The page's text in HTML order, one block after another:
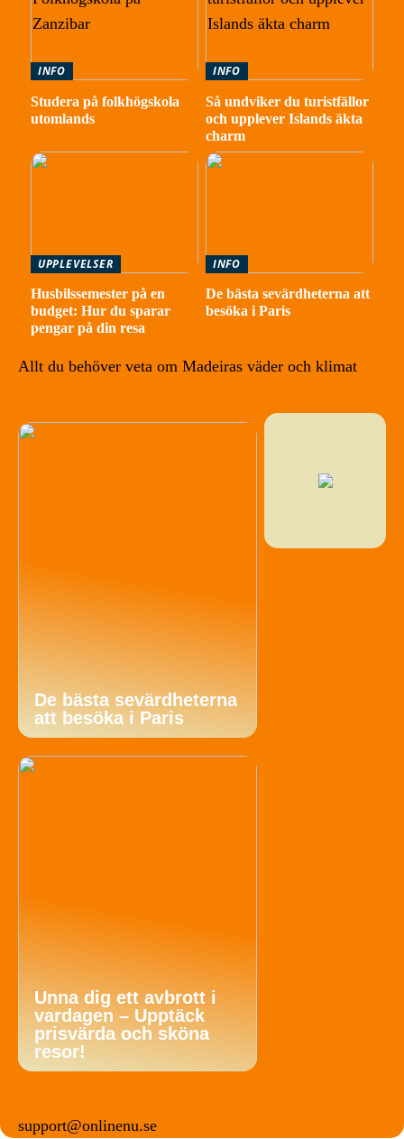
INFO
Studera på folkhögskola
utomlands
INFO
Så undviker du turistfällor
och upplever Islands äkta
charm
UPPLEVELSER
Husbilssemester på en
budget: Hur du sparar
pengar på din resa
INFO
De bästa sevärdheterna att
besöka i Paris
Allt du behöver veta om Madeiras väder och klimat
De bästa sevärdheterna
att besöka i Paris
Unna dig ett avbrott i
vardagen – Upptäck
prisvärda och sköna
resor!
support@onlinenu.se